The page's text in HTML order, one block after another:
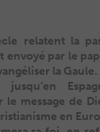
relatent la
envoyé par le
la Gaule.
le message de
en